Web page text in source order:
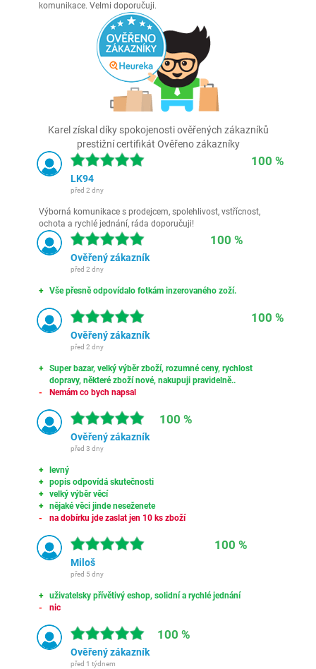
komunikace. Velmi doporučuji.
Karel získal díky spokojenosti ověřených zákazníků
prestižní certifikát Ověřeno zákazníky
100 %
LK94
před 2 dny
Výborná komunikace s prodejcem, spolehlivost, vstřícnost,
ochota a rychlé jednání, ráda doporučuji!
100 %
Ověřený zákazník
před 2 dny
Vše přesně odpovídalo fotkám inzerovaného zoží.
100 %
Ověřený zákazník
před 2 dny
Super bazar, velký výběr zboží, rozumné ceny, rychlost
dopravy, některé zboží nové, nakupuji pravidelně..
Nemám co bych napsal
100 %
Ověřený zákazník
před 3 dny
levný
popis odpovídá skutečnosti
velký výběr věcí
nějaké věci jinde neseženete
na dobírku jde zaslat jen 10 ks zboží
100 %
Miloš
před 5 dny
uživatelsky přívětivý eshop, solidní a rychlé jednání
nic
100 %
Ověřený zákazník
před 1 týdnem